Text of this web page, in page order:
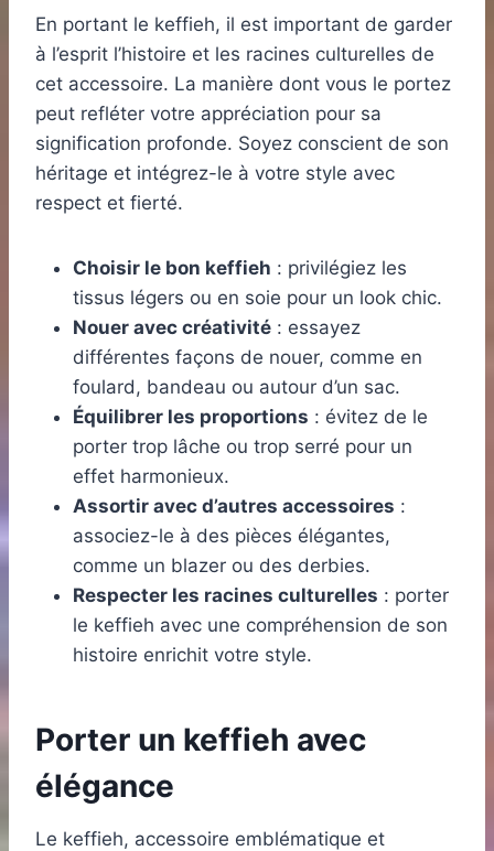
En portant le keffieh, il est important de garder
à l’esprit l’histoire et les racines culturelles de
cet accessoire. La manière dont vous le portez
peut refléter votre appréciation pour sa
signification profonde. Soyez conscient de son
héritage et intégrez-le à votre style avec
respect et fierté.
Choisir le bon keffieh : privilégiez les
tissus légers ou en soie pour un look chic.
Nouer avec créativité : essayez
différentes façons de nouer, comme en
foulard, bandeau ou autour d’un sac.
Équilibrer les proportions : évitez de le
porter trop lâche ou trop serré pour un
effet harmonieux.
Assortir avec d’autres accessoires :
associez-le à des pièces élégantes,
comme un blazer ou des derbies.
Respecter les racines culturelles : porter
le keffieh avec une compréhension de son
histoire enrichit votre style.
Porter un keffieh avec
élégance
Le keffieh, accessoire emblématique et